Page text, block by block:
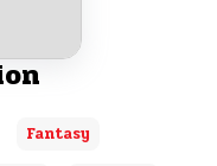
Fantasy